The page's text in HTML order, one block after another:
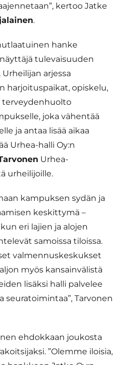
kertoo Jatke
.
hanke
tulevaisuuden
arjessa
harjoituspaikat, opiskelu,
terveydenhuolto
joka vähentää
ja antaa lisää aikaa
Urhea-halli Oy:n
Urhea-
urheilijoille.
kampuksen sydän ja
keskittymä –
eri lajien ja alojen
samoissa tiloissa.
valmennuskeskukset
myös kansainvälistä
lisäksi halli palvelee
seuratoimintaa”, Tarvonen
ehdokkaan joukosta
”Olemme iloisia,